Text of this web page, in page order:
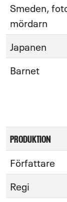
Smeden,
mördarn
Japanen
Barnet
PRODUKTION
Författare
Regi